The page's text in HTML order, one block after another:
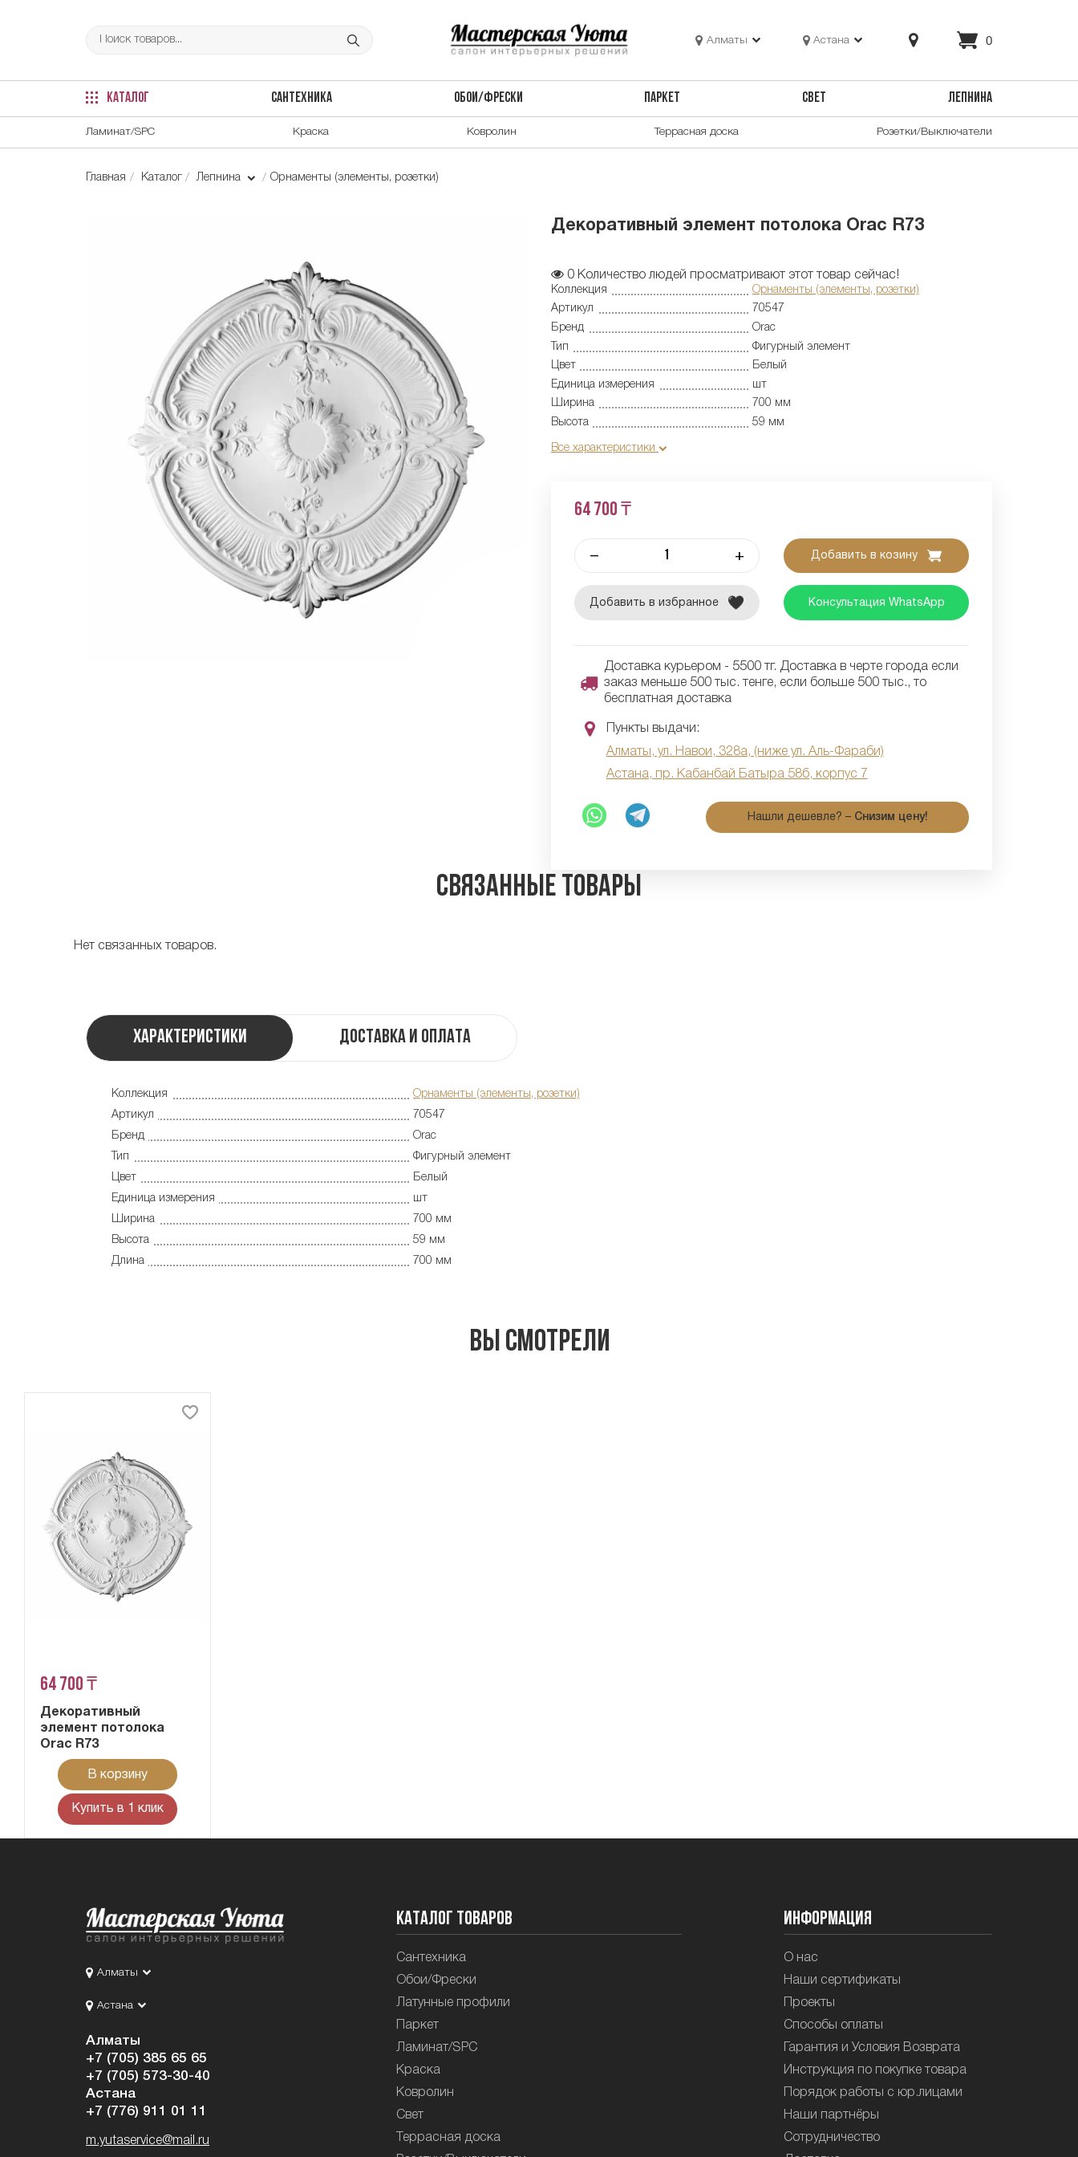
Алматы Астана 0
КАТАЛОГ САНТЕХНИКА ОБОИ/ФРЕСКИ ПАРКЕТ СВЕТ ЛЕПНИНА
Ламинат/SPC Краска Ковролин Террасная доска Розетки/Выключатели
Главная Каталог Лепнина Орнаменты (элементы, розетки)
Декоративный элемент потолока Orac R73
0 Количество людей просматривают этот товар сейчас!
Коллекция
Орнаменты (элементы, розетки)
Артикул
70547
Бренд
Orac
Тип
Фигурный элемент
Цвет
Белый
Единица измерения
шт
Ширина
700 мм
Высота
59 мм
Все характеристики
64 700 ₸
– + Добавить в козину
Добавить в избранное Консультация WhatsApp
Доставка курьером - 5500 тг. Доставка в черте города если
заказ меньше 500 тыс. тенге, если больше 500 тыс., то
бесплатная доставка
Пункты выдачи:
Алматы, ул. Навои, 328а, (ниже ул. Аль-Фараби)
Астана, пр. Кабанбай Батыра 58б, корпус 7
Нашли дешевле? – Снизим цену!
Связанные товары
Нет связанных товаров.
Характеристики Доставка и оплата
Коллекция
Орнаменты (элементы, розетки)
Артикул
70547
Бренд
Orac
Тип
Фигурный элемент
Цвет
Белый
Единица измерения
шт
Ширина
700 мм
Высота
59 мм
Длина
700 мм
Вы смотрели
64 700 ₸
Декоративный
элемент потолока
Orac R73
В корзину
Купить в 1 клик
Алматы
Астана
Алматы
+7 (705) 385 65 65
+7 (705) 573-30-40
Астана
+7 (776) 911 01 11
m.yutaservice@mail.ru
Каталог товаров
Сантехника
Обои/Фрески
Латунные профили
Паркет
Ламинат/SPC
Краска
Ковролин
Свет
Террасная доска
Информация
О нас
Наши сертификаты
Проекты
Способы оплаты
Гарантия и Условия Возврата
Инструкция по покупке товара
Порядок работы с юр.лицами
Наши партнёры
Сотрудничество